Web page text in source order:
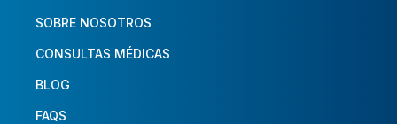
SOBRE NOSOTROS
CONSULTAS MÉDICAS
BLOG
FAQS